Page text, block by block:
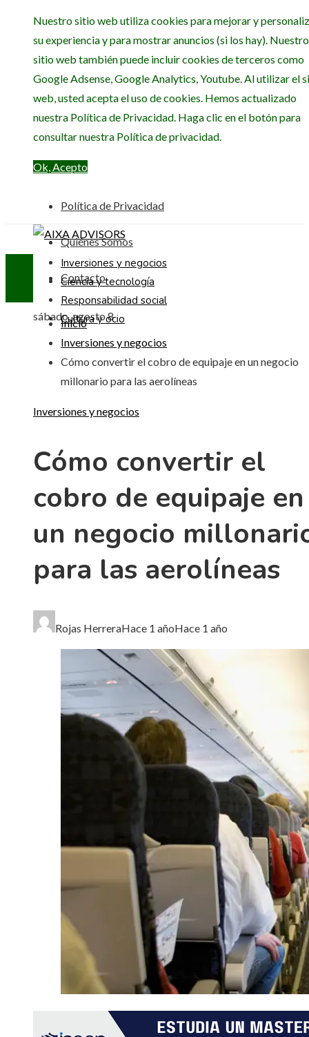
Nuestro sitio web utiliza cookies para mejorar y
su experiencia y para mostrar anuncios (si los hay). Nuestro
sitio web también puede incluir cookies de terceros como
Google Adsense, Google Analytics, Youtube. Al utilizar el
web, usted acepta el uso de cookies. Hemos actualizado
nuestra Política de Privacidad. Haga clic en el botón para
consultar nuestra Política de privacidad.
Ok, Acepto
Política de Privacidad
Quiénes Somos
Contacto
sábado, agosto 8
Inversiones y negocios
Ciencia y tecnología
Responsabilidad social
Cultura y ocio
Inicio
Inversiones y negocios
Cómo convertir el cobro de equipaje en un negocio
millonario para las aerolíneas
Inversiones y negocios
Cómo convertir el
cobro de equipaje en
un negocio
para las aerolíneas
Rojas HerreraHace 1 añoHace 1 año